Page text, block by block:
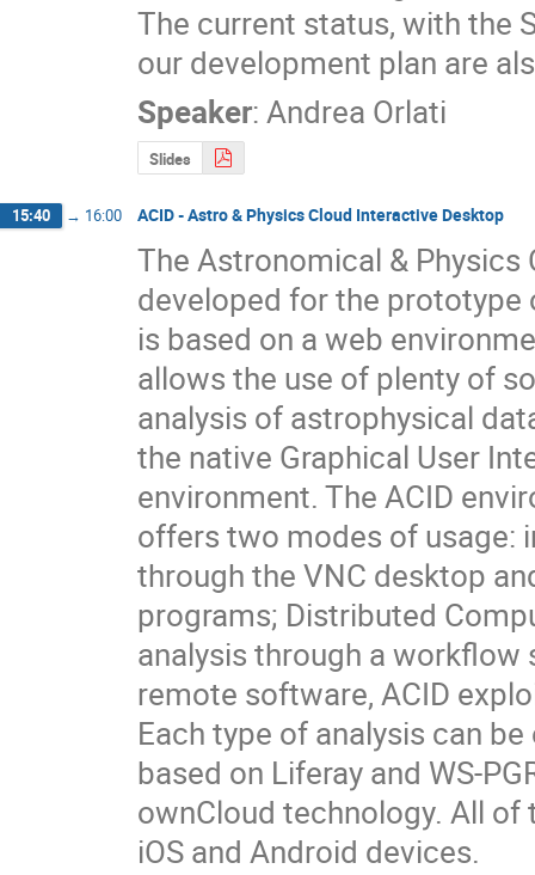
The current status, with the
our development plan are
Speaker:Andrea Orlati
Slides
15:40 → 16:00 ACID - Astro & Physics Cloud Interactive Desktop
The Astronomical & Physics
developed for the prototype
is based on a web
allows the use of plenty of
analysis of astrophysical
the native Graphical User
environment. The ACID
offers two modes of usage:
through the VNC desktop
programs; Distributed
analysis through a
remote software, ACID
Each type of analysis can
based on Liferay and WS-
ownCloud technology. All
iOS and Android devices.